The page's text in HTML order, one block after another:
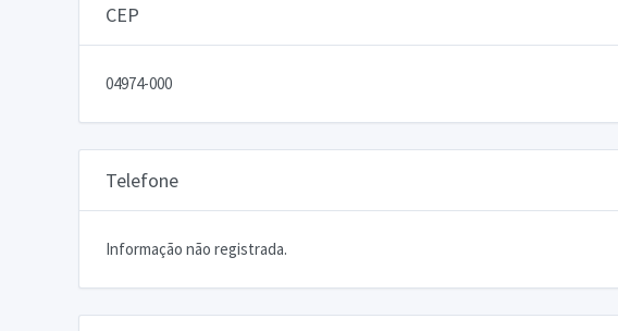
CEP
04974-000
Telefone
Informação não registrada.